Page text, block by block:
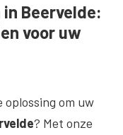
Beervelde:
voor uw
oplossing om uw
? Met onze